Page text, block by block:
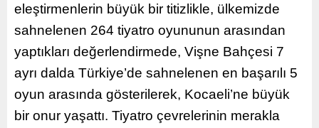
eleştirmenlerin büyük bir titizlikle, ülkemizde
sahnelenen 264 tiyatro oyununun arasından
yaptıkları değerlendirmede, Vişne Bahçesi 7
ayrı dalda Türkiye’de sahnelenen en başarılı 5
oyun arasında gösterilerek, Kocaeli’ne büyük
bir onur yaşattı. Tiyatro çevrelerinin merakla